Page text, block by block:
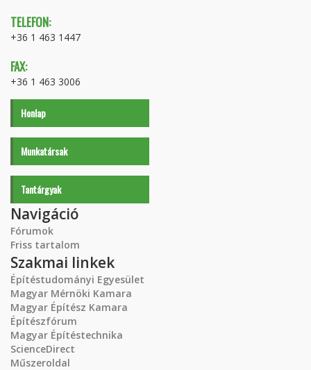
TELEFON:
+36 1 463 1447
FAX:
+36 1 463 3006
Honlap
Munkatársak
Tantárgyak
Navigáció
Fórumok
Friss tartalom
Szakmai linkek
Építéstudományi Egyesület
Magyar Mérnöki Kamara
Magyar Építész Kamara
Építészfórum
Magyar Építéstechnika
ScienceDirect
Műszeroldal